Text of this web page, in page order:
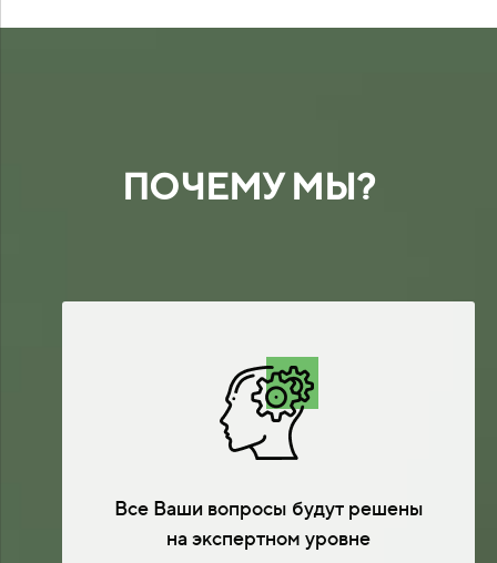
ПОЧЕМУ МЫ?
Все Ваши вопросы будут решены
на экспертном уровне